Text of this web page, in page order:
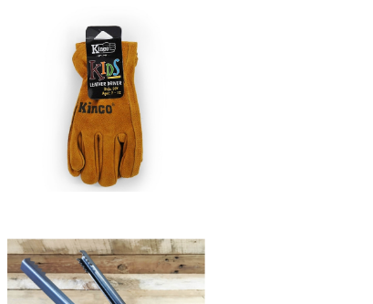
Kinco ワークグローブ（kid
s）
¥1,870